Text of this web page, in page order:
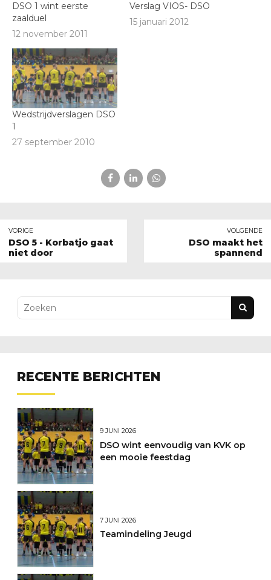
DSO 1 wint eerste
zaalduel
12 november 2011
Verslag VIOS- DSO
15 januari 2012
Wedstrijdverslagen DSO
1
27 september 2010
VORIGE
DSO 5 - Korbatjo gaat
niet door
VOLGENDE
DSO maakt het
spannend
RECENTE BERICHTEN
9 JUNI 2026
DSO wint eenvoudig van KVK op
een mooie feestdag
7 JUNI 2026
Teamindeling Jeugd